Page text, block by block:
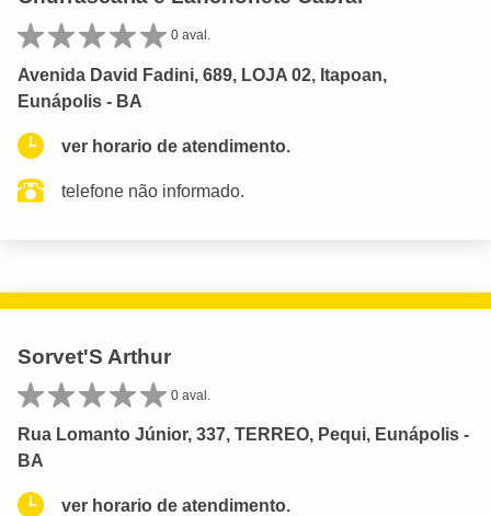
0 aval.
Avenida David Fadini, 689, LOJA 02, Itapoan,
Eunápolis - BA
ver horario de atendimento.
telefone não informado.
Sorvet'S Arthur
0 aval.
Rua Lomanto Júnior, 337, TERREO, Pequi, Eunápolis -
BA
ver horario de atendimento.